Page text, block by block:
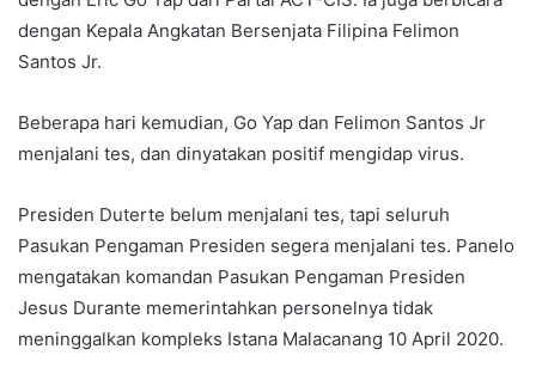
dengan Kepala Angkatan Bersenjata Filipina Felimon
Santos Jr.
Beberapa hari kemudian, Go Yap dan Felimon Santos Jr
menjalani tes, dan dinyatakan positif mengidap virus.
Presiden Duterte belum menjalani tes, tapi seluruh
Pasukan Pengaman Presiden segera menjalani tes. Panelo
mengatakan komandan Pasukan Pengaman Presiden
Jesus Durante memerintahkan personelnya tidak
meninggalkan kompleks Istana Malacanang 10 April 2020.